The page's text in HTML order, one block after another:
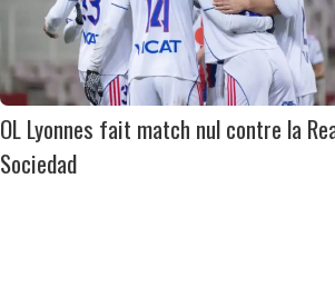
OL Lyonnes fait match nul contre la
Sociedad